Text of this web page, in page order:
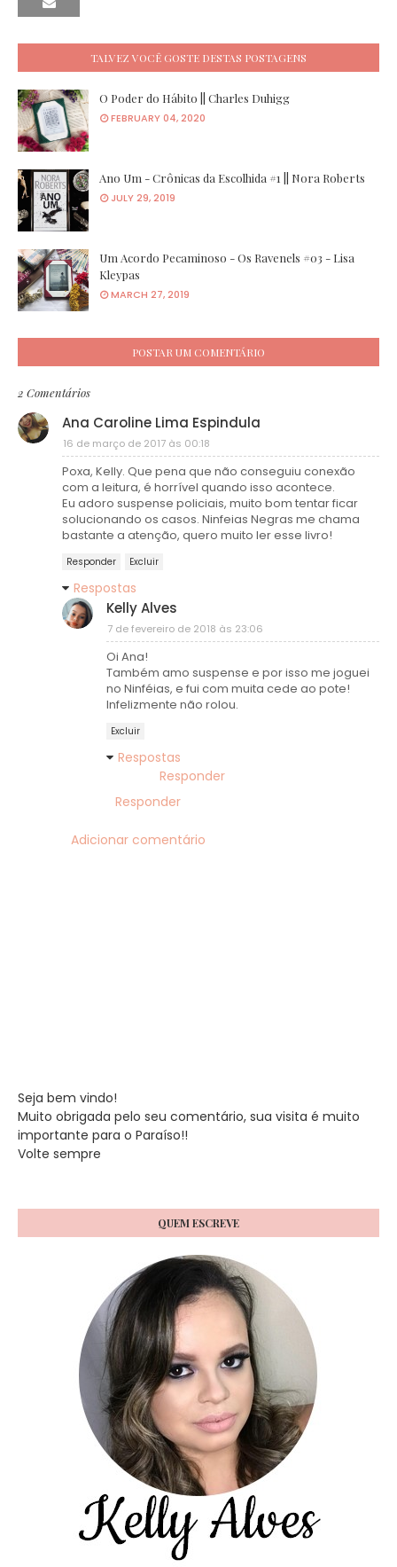
TALVEZ VOCÊ GOSTE DESTAS POSTAGENS
O Poder do Hábito || Charles Duhigg
FEBRUARY 04, 2020
Ano Um - Crônicas da Escolhida #1 || Nora Roberts
JULY 29, 2019
Um Acordo Pecaminoso - Os Ravenels #03 - Lisa
Kleypas
MARCH 27, 2019
POSTAR UM COMENTÁRIO
2 Comentários
Ana Caroline Lima Espindula
16 de março de 2017 às 00:18
Poxa, Kelly. Que pena que não conseguiu conexão
com a leitura, é horrível quando isso acontece.
Eu adoro suspense policiais, muito bom tentar ficar
solucionando os casos. Ninfeias Negras me chama
bastante a atenção, quero muito ler esse livro!
Responder Excluir
Respostas
Kelly Alves
7 de fevereiro de 2018 às 23:06
Oi Ana!
Também amo suspense e por isso me joguei
no Ninféias, e fui com muita cede ao pote!
Infelizmente não rolou.
Excluir
Respostas
Responder
Responder
Adicionar comentário
Seja bem vindo!
Muito obrigada pelo seu comentário, sua visita é muito
importante para o Paraíso!!
Volte sempre
QUEM ESCREVE